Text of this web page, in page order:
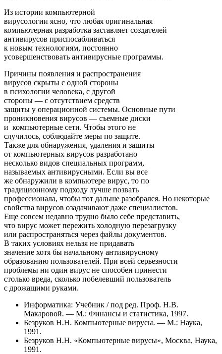
Из истории компьютерной
вирусологии ясно, что любая оригинальная
компьютерная разработка заставляет создателей
антивирусов приспосабливаться
к новым технологиям, постоянно
усовершенствовать антивирусные программы.
Причины появления и распространения
вирусов скрыты с одной стороны
в психологии человека, с другой
стороны — с отсутствием средств
защиты у операционной системы. Основные пути
проникновения вирусов — съемные диски
и компьютерные сети. Чтобы этого не
случилось, соблюдайте меры по защите.
Также для обнаружения, удаления и защиты
от компьютерных вирусов разработано
несколько видов специальных программ,
называемых антивирусными. Если вы все
же обнаружили в компьютере вирус, то по
традиционному подходу лучше позвать
профессионала, чтобы тот дальше разобрался. Но некоторые
свойства вирусов озадачивают даже специалистов.
Еще совсем недавно трудно было себе представить,
что вирус может пережить холодную перезагрузку
или распространяться через файлы документов.
В таких условиях нельзя не придавать
значение хотя бы начальному антивирусному
образованию пользователей. При всей серьезности
проблемы ни один вирус не способен принести
столько вреда, сколько побелевший пользователь
с дрожащими руками.
Информатика: Учебник / под ред. Проф. Н.В.
Макаровой. — М.: Финансы и статистика, 1997.
Безруков Н.Н. Компьютерные вирусы. — М.: Наука,
1991.
Безруков Н.Н. «Компьютерные вирусы», Москва, Наука,
1991.